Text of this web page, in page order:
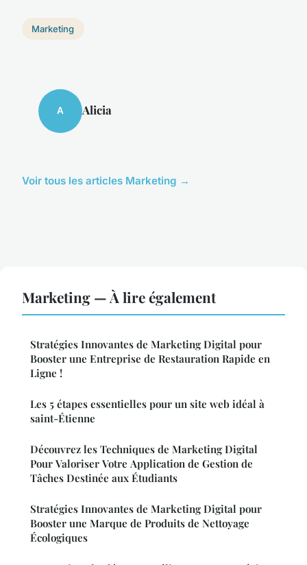
Marketing
A Alicia
Voir tous les articles Marketing →
Marketing — À lire également
Stratégies Innovantes de Marketing Digital pour
Booster une Entreprise de Restauration Rapide en
Ligne !
Les 5 étapes essentielles pour un site web idéal à
saint-Étienne
Découvrez les Techniques de Marketing Digital
Pour Valoriser Votre Application de Gestion de
Tâches Destinée aux Étudiants
Stratégies Innovantes de Marketing Digital pour
Booster une Marque de Produits de Nettoyage
Écologiques